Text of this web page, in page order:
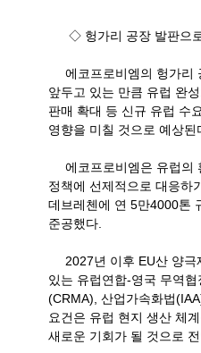
◇ 헝가리 공장 발판으
에코프로비엠의 헝가리
앞두고 있는 만큼 유럽 완
판매 확대 등 신규 유럽 수
영향을 미칠 것으로 예상된
에코프로비엠은 유럽의
정책에 선제적으로 대응하
데브레첸에 연 5만4000톤
준공했다
2027년 이후 EU산 양극
있는 유럽연합-영국 무역협
(CRMA), 산업가속화법
요건은 유럽 현지 생산 체
새로운 기회가 될 것으로